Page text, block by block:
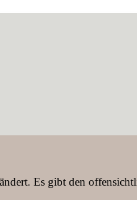
Es gibt den